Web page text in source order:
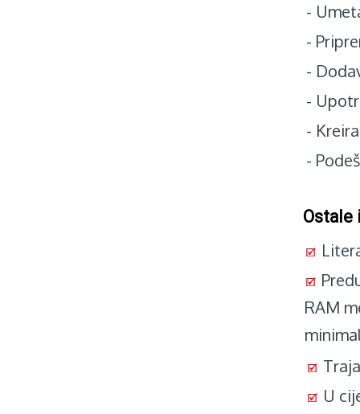
-
-
-
-
-
-
Ostale
RAM
U